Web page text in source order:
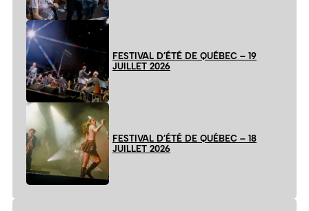
FESTIVAL D’ÉTÉ DE QUÉBEC – 19
JUILLET 2026
FESTIVAL D’ÉTÉ DE QUÉBEC – 18
JUILLET 2026